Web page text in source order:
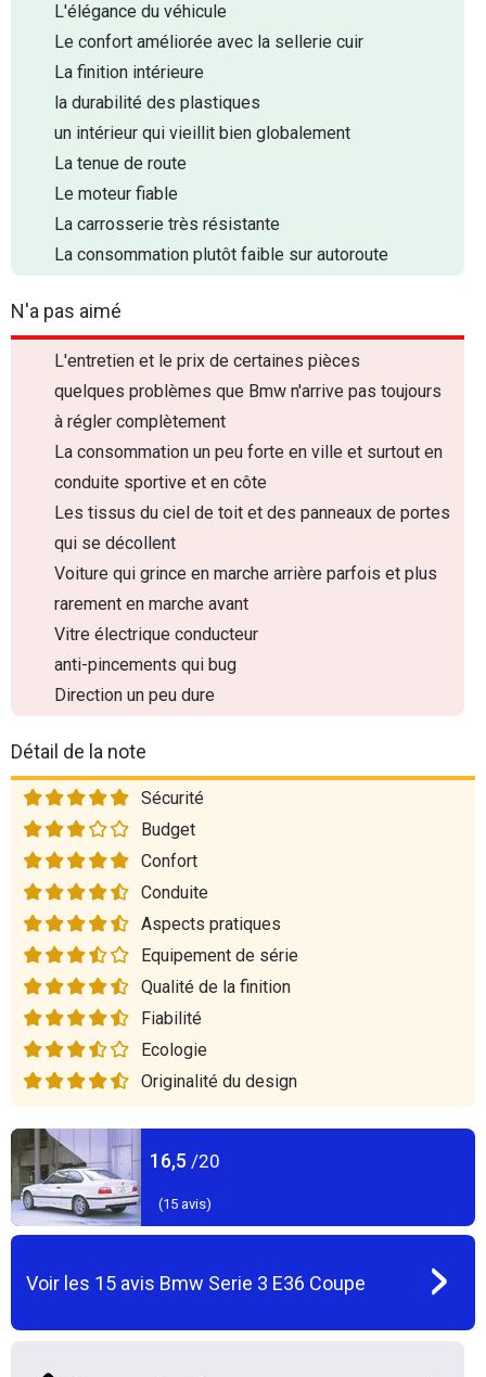
L'élégance du véhicule
Le confort améliorée avec la sellerie cuir
La finition intérieure
la durabilité des plastiques
un intérieur qui vieillit bien globalement
La tenue de route
Le moteur fiable
La carrosserie très résistante
La consommation plutôt faible sur autoroute
N'a pas aimé
L'entretien et le prix de certaines pièces
quelques problèmes que Bmw n'arrive pas toujours
à régler complètement
La consommation un peu forte en ville et surtout en
conduite sportive et en côte
Les tissus du ciel de toit et des panneaux de portes
qui se décollent
Voiture qui grince en marche arrière parfois et plus
rarement en marche avant
Vitre électrique conducteur
anti-pincements qui bug
Direction un peu dure
Détail de la note
Sécurité
Budget
Confort
Conduite
Aspects pratiques
Equipement de série
Qualité de la finition
Fiabilité
Ecologie
Originalité du design
16,5 /20
(15 avis)
Voir les 15 avis Bmw Serie 3 E36 Coupe